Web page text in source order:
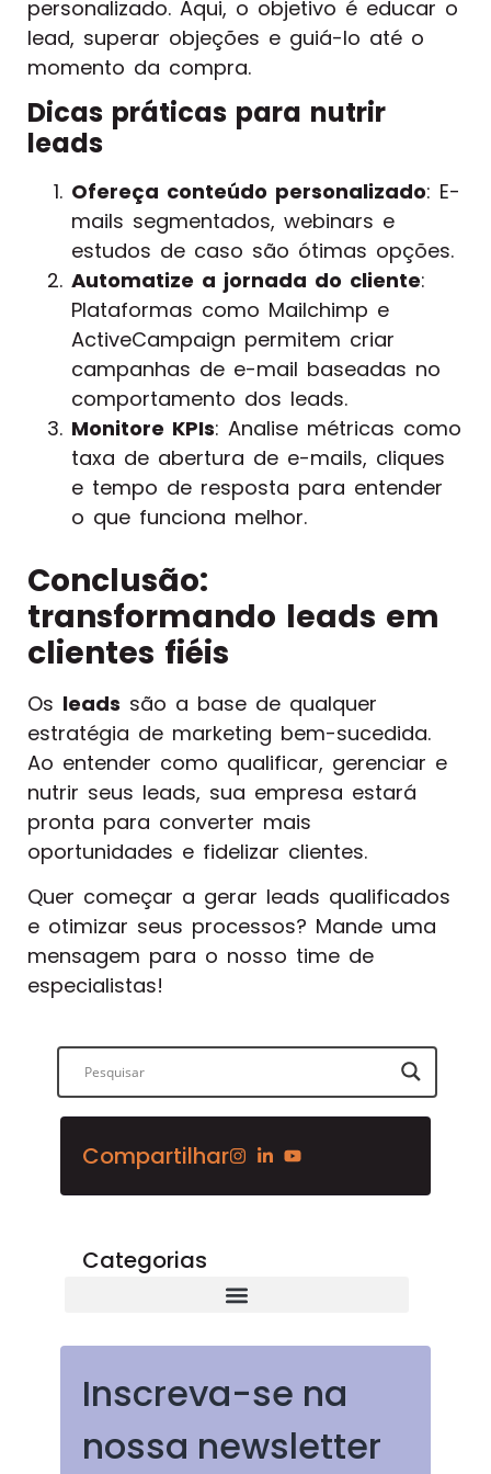
personalizado. Aqui, o objetivo é educar o
lead, superar objeções e guiá-lo até o
momento da compra.
Dicas práticas para nutrir
leads
Ofereça conteúdo personalizado: E-
mails segmentados, webinars e
estudos de caso são ótimas opções.
Automatize a jornada do cliente:
Plataformas como Mailchimp e
ActiveCampaign permitem criar
campanhas de e-mail baseadas no
comportamento dos leads.
Monitore KPIs: Analise métricas como
taxa de abertura de e-mails, cliques
e tempo de resposta para entender
o que funciona melhor.
Conclusão:
transformando leads em
clientes fiéis
Os leads são a base de qualquer
estratégia de marketing bem-sucedida.
Ao entender como qualificar, gerenciar e
nutrir seus leads, sua empresa estará
pronta para converter mais
oportunidades e fidelizar clientes.
Quer começar a gerar leads qualificados
e otimizar seus processos? Mande uma
mensagem para o nosso time de
especialistas!
Compartilhar
Categorias
Inscreva-se na
nossa newsletter